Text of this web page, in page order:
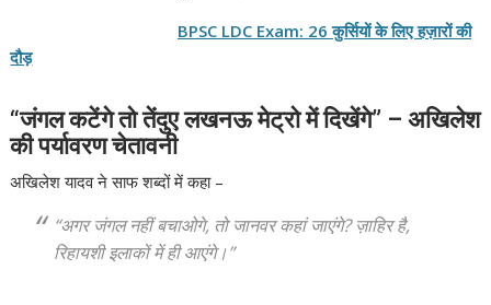
BPSC LDC Exam: 26 कुर्सियों के लिए हज़ारों की
दौड़
“जंगल कटेंगे तो तेंदुए लखनऊ मेट्रो में दिखेंगे” – अखिलेश
की पर्यावरण चेतावनी
अखिलेश यादव ने साफ शब्दों में कहा –
“अगर जंगल नहीं बचाओगे, तो जानवर कहां जाएंगे? ज़ाहिर है,
रिहायशी इलाकों में ही आएंगे।”